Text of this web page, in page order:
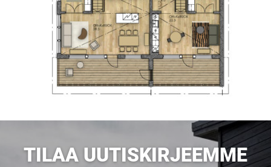
TILAA UUTISKIRJEEMME